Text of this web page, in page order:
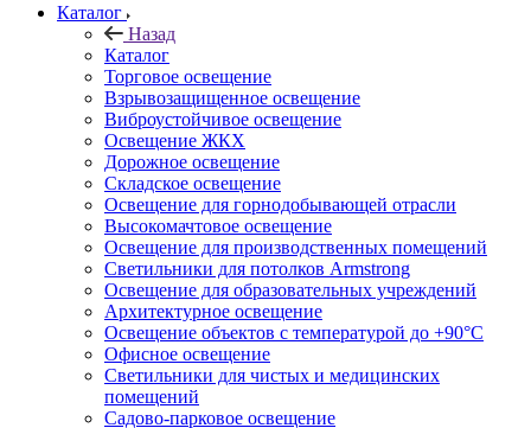
Каталог
Назад
Каталог
Торговое освещение
Взрывозащищенное освещение
Виброустойчивое освещение
Освещение ЖКХ
Дорожное освещение
Складское освещение
Освещение для горнодобывающей отрасли
Высокомачтовое освещение
Освещение для производственных помещений
Светильники для потолков Armstrong
Освещение для образовательных учреждений
Архитектурное освещение
Освещение объектов с температурой до +90°С
Офисное освещение
Светильники для чистых и медицинских
помещений
Садово-парковое освещение